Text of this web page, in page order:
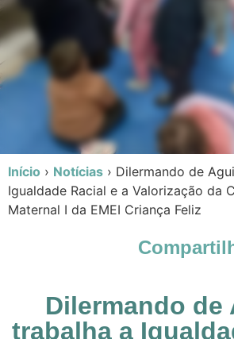
Início › Notícias › Dilermando de
Igualdade Racial e a Valorização da
Maternal I da EMEI Criança Feliz
Dilermando de
trabalha a